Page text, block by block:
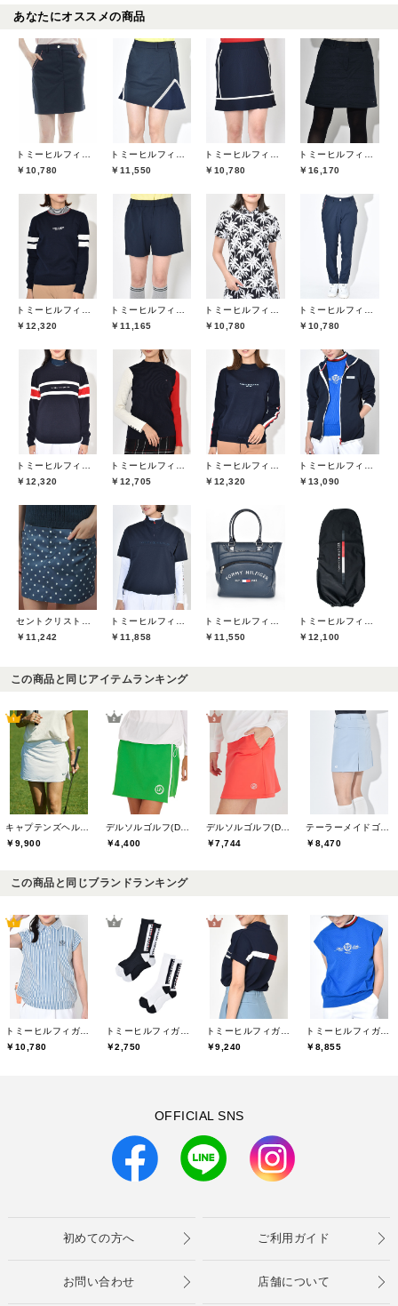
あなたにオススメの商品
￥10,780
￥11,550
￥10,780
￥16,170
￥12,320
￥11,165
￥10,780
￥10,780
￥12,320
￥12,705
￥12,320
￥13,090
￥11,242
￥11,858
￥11,550
￥12,100
この商品と同じアイテムランキング
￥9,900
￥4,400
￥7,744
￥8,470
この商品と同じブランドランキング
トミーヒルフィガーゴルフ(TOMMY HILFIGER GOLF)
￥10,780
トミーヒルフィガーゴルフ(TOMMY HILFIGER GOLF)
￥2,750
トミーヒルフィガーゴルフ(TOMMY HILFIGER GOLF)
￥9,240
トミーヒルフィガーゴルフ(TOMMY HILFIGER GOLF)
￥8,855
OFFICIAL SNS
初めての方へ ご利用ガイド
お問い合わせ 店舗について